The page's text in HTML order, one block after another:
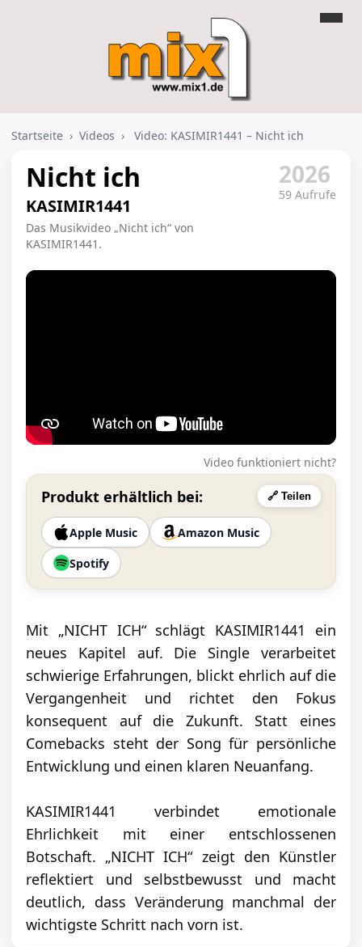
Startseite › Videos › Video: KASIMIR1441 – Nicht ich
Nicht ich
KASIMIR1441
Das Musikvideo „Nicht ich“ von
KASIMIR1441.
2026
59 Aufrufe
Video funktioniert nicht?
Produkt erhältlich bei: 🔗 Teilen
Apple Music
Amazon Music
Spotify
Mit „NICHT ICH“ schlägt KASIMIR1441 ein
neues Kapitel auf. Die Single verarbeitet
schwierige Erfahrungen, blickt ehrlich auf die
Vergangenheit und richtet den Fokus
konsequent auf die Zukunft. Statt eines
Comebacks steht der Song für persönliche
Entwicklung und einen klaren Neuanfang.
KASIMIR1441 verbindet emotionale
Ehrlichkeit mit einer entschlossenen
Botschaft. „NICHT ICH“ zeigt den Künstler
reflektiert und selbstbewusst und macht
deutlich, dass Veränderung manchmal der
wichtigste Schritt nach vorn ist.